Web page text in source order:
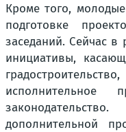
Кроме того,
подготовке
заседаний. Сейчас в
инициативы,
исполнительное
дополнительной